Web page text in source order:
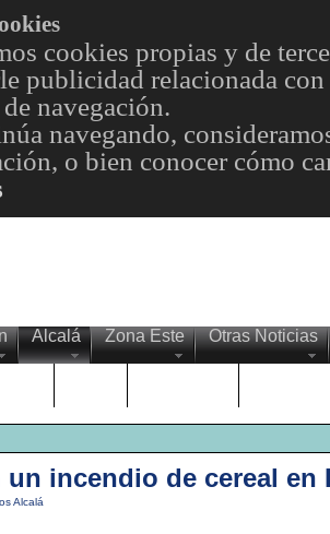
cookies propias y de
publicidad relacionada
navegación.
navegando,
o bien conocer cómo
Alcalá Zona Este Otras Noticias
un incendio de cereal en
Alcalá